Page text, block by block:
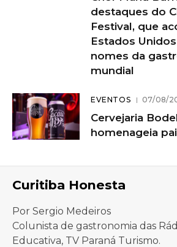
destaques do
Festival, que
Estados
nomes da
mundial
EVENTOS 07/08/
Cervejaria
homenageia
Curitiba Honesta
Por Sergio Medeiros
Colunista de gastronomia das
Educativa, TV Paraná Turismo.